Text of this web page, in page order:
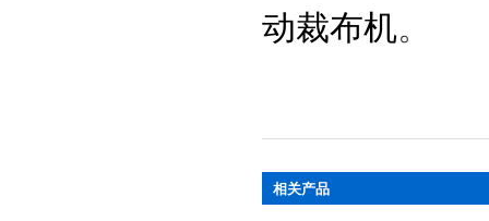
动裁布机。
相关产品